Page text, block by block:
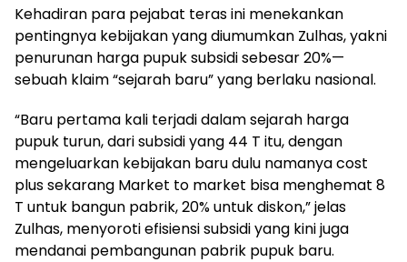
Kehadiran para pejabat teras ini menekankan
pentingnya kebijakan yang diumumkan Zulhas, yakni
penurunan harga pupuk subsidi sebesar 20%—
sebuah klaim “sejarah baru” yang berlaku nasional.
“Baru pertama kali terjadi dalam sejarah harga
pupuk turun, dari subsidi yang 44 T itu, dengan
mengeluarkan kebijakan baru dulu namanya cost
plus sekarang Market to market bisa menghemat 8
T untuk bangun pabrik, 20% untuk diskon,” jelas
Zulhas, menyoroti efisiensi subsidi yang kini juga
mendanai pembangunan pabrik pupuk baru.